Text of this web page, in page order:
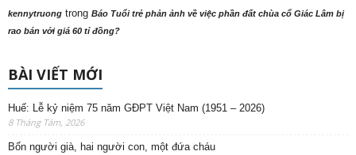
kennytruong trong Báo Tuổi trẻ phản ảnh về việc phần đất chùa cổ Giác Lâm bị
rao bán với giá 60 tỉ đồng?
BÀI VIẾT MỚI
Huế: Lễ kỷ niệm 75 năm GĐPT Việt Nam (1951 – 2026)
8 Tháng Tám, 2026
Bốn người già, hai người con, một đứa cháu